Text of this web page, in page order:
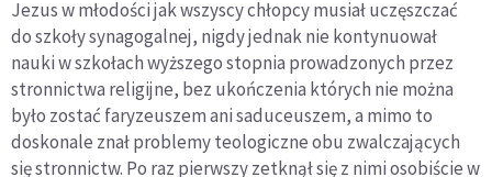
Jezus w młodości jak wszyscy chłopcy musiał uczęszczać
do szkoły synagogalnej, nigdy jednak nie kontynuował
nauki w szkołach wyższego stopnia prowadzonych przez
stronnictwa religijne, bez ukończenia których nie można
było zostać faryzeuszem ani saduceuszem, a mimo to
doskonale znał problemy teologiczne obu zwalczających
się stronnictw. Po raz pierwszy zetknął się z nimi osobiście w